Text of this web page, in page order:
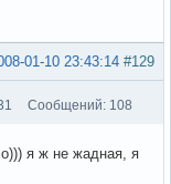
#129
01-10 23:43:14
Сообщений: 108
я ж не жадная, я